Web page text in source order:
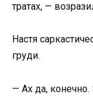
тратах, —
Настя
груди.
— Ах да,